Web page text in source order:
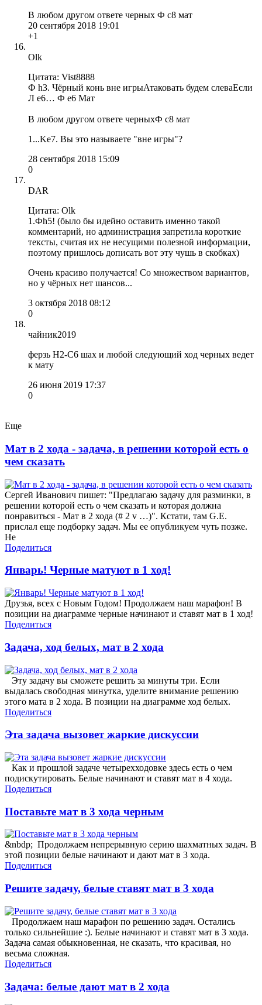
В любом другом ответе черных Ф с8 мат
20 сентября 2018 19:01
+1
Olk
Цитата: Vist8888
Ф h3. Чёрный конь вне игрыАтаковать будем слеваЕсли
Л е6… Ф е6 Мат
В любом другом ответе черныхФ с8 мат
1...Ke7. Вы это называете "вне игры"?
28 сентября 2018 15:09
0
DAR
Цитата: Olk
1.Фh5! (было бы идейно оставить именно такой
комментарий, но администрация запретила короткие
тексты, считая их не несущими полезной информации,
поэтому пришлось дописать вот эту чушь в скобках)
Очень красиво получается! Со множеством вариантов,
но у чёрных нет шансов...
3 октября 2018 08:12
0
чайник2019
ферзь Н2-С6 шах и любой следующий ход черных ведет
к мату
26 июня 2019 17:37
0
Еще
Мат в 2 хода - задача, в решении которой есть о
чем сказать
Сергей Иванович пишет: "Предлагаю задачу для разминки, в
решении которой есть о чем сказать и которая должна
понравиться - Мат в 2 хода (# 2 v …)". Кстати, там G.E.
прислал еще подборку задач. Мы ее опубликуем чуть позже.
Не
Поделиться
Январь! Черные матуют в 1 ход!
Друзья, всех с Новым Годом! Продолжаем наш марафон! В
позиции на диаграмме черные начинают и ставят мат в 1 ход!
Поделиться
Задача, ход белых, мат в 2 хода
Эту задачу вы сможете решить за минуты три. Если
выдалась свободная минутка, уделите внимание решению
этого мата в 2 хода. В позиции на диаграмме ход белых.
Поделиться
Эта задача вызовет жаркие дискуссии
Как и прошлой задаче четырехходовке здесь есть о чем
подискутировать. Белые начинают и ставят мат в 4 хода.
Поделиться
Поставьте мат в 3 хода черным
&nbdp; Продолжаем непрерывную серию шахматных задач. В
этой позиции белые начинают и дают мат в 3 хода.
Поделиться
Решите задачу, белые ставят мат в 3 хода
Продолжаем наш марафон по решению задач. Остались
только сильнейшие :). Белые начинают и ставят мат в 3 хода.
Задача самая обыкновенная, не сказать, что красивая, но
весьма сложная.
Поделиться
Задача: белые дают мат в 2 хода